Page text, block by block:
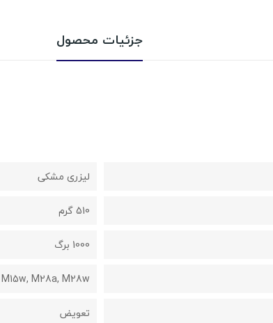
جزئیات محصول
لیزری مشکی
510 گرم
1000 برگ
M28a, M28w
تعویض